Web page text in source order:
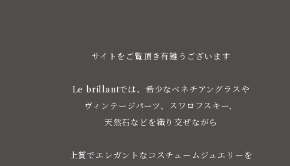
サイトをご覧頂き有難うございます
Le brillantでは、希少なベネチアングラスや
ヴィンテージパーツ、スワロフスキー、
天然石などを織り交ぜながら
上質でエレガントなコスチュームジュエリーを